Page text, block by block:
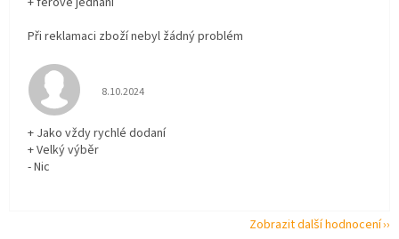
Při reklamaci zboží nebyl žádný problém
Hodnocení obchodu je 5 z 5 hvězdiček.
8.10.2024
+ Jako vždy rychlé dodaní
+ Velký výběr
- Nic
Zobrazit další hodnocení